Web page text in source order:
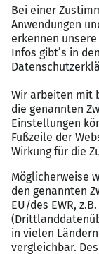
Attraktive